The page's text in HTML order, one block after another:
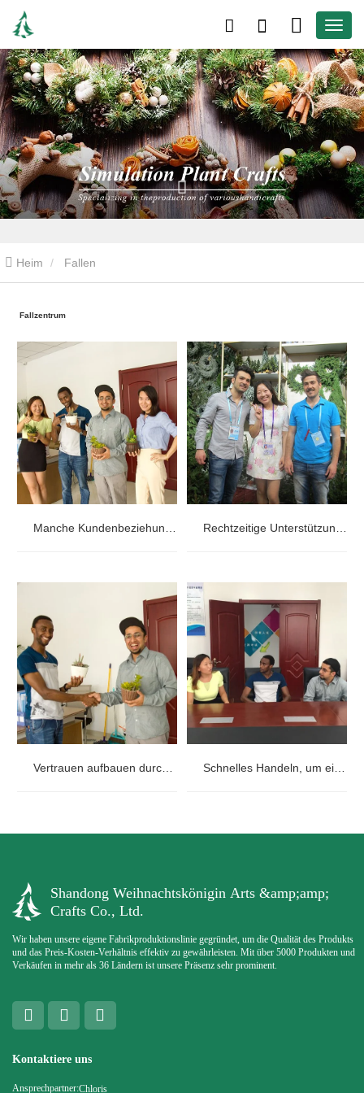
Heim Fallen
Fallzentrum
Vertrauen aufbauen durch Kommunikation und Zusammenarbeit Schnelles Handeln, um einem dringenden Bedarf eines schwedischen Kunden gerecht zu werden
Shandong Weihnachtskönigin Arts &amp;amp;
Crafts Co., Ltd.
Wir haben unsere eigene Fabrikproduktionslinie gegründet, um die Qualität des Produkts
und das Preis-Kosten-Verhältnis effektiv zu gewährleisten. Mit über 5000 Produkten und
Verkäufen in mehr als 36 Ländern ist unsere Präsenz sehr prominent.
Kontaktiere uns
Ansprechpartner:Chloris